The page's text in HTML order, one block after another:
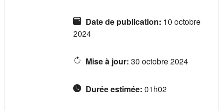
Date de publication: 10 octobre
2024
Mise à jour: 30 octobre 2024
Durée estimée: 01h02